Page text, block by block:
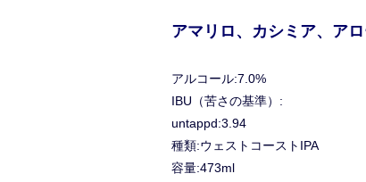
アマリロ、カシミア、ア
アルコール:7.0%
IBU（苦さの基準）:
untappd:3.94
種類:ウェストコーストIPA
容量:473ml